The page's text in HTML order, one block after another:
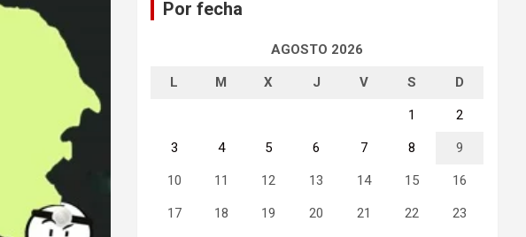
Por fecha
AGOSTO 2026
L M X J V S D
1 2
3 4 5 6 7 8 9
10 11 12 13 14 15 16
17 18 19 20 21 22 23